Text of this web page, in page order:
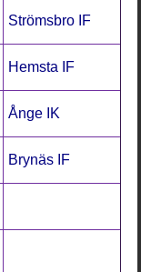
Strömsbro IF
Hemsta IF
Ånge IK
Brynäs IF